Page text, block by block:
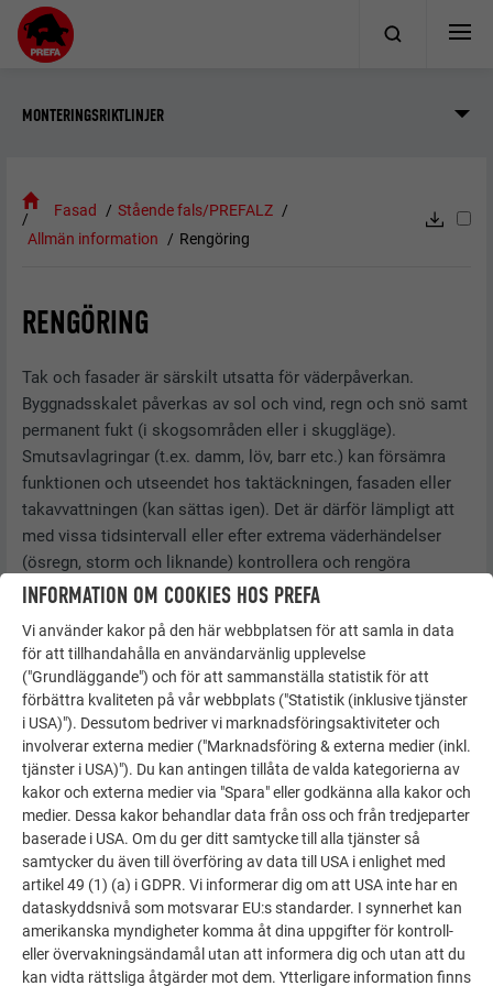
MONTERINGSRIKTLINJER
Fasad
Stående fals/PREFALZ
Allmän information
Rengöring
RENGÖRING
Tak och fasader är särskilt utsatta för väderpåverkan.
Byggnadsskalet påverkas av sol och vind, regn och snö samt
permanent fukt (i skogsområden eller i skuggläge).
Smutsavlagringar (t.ex. damm, löv, barr etc.) kan försämra
funktionen och utseendet hos taktäckningen, fasaden eller
takavvattningen (kan sättas igen). Det är därför lämpligt att
med vissa tidsintervall eller efter extrema väderhändelser
(ösregn, storm och liknande) kontrollera och rengöra
taktäckningar och fasadbeklädnader samt
nedsmutsning och skador upptäckas och åtgärdas i god tid
samt följdskador undvikas.
Tips för skötsel och rengöring av PREFA färgade
aluminiumband:
Vid lättare nedsmutsning såsom damm och
dylikt: rent, ljummet vatten, rengöringsmedel för billacker
(inte slipmedel!). Vid kraftiga föroreningar såsom limrester,
oljor eller fetter: lämpligt universalrengöringsmedel. Följ
anvisningarna från tillverkaren av rengöringsmedlet.
Använd vatten och tvättsvamp vid rengöringen.
OBS!
INFORMATION OM COOKIES HOS PREFA
Vi använder kakor på den här webbplatsen för att samla in data
för att tillhandahålla en användarvänlig upplevelse
("Grundläggande") och för att sammanställa statistik för att
förbättra kvaliteten på vår webbplats ("Statistik (inklusive tjänster
i USA)"). Dessutom bedriver vi marknadsföringsaktiviteter och
involverar externa medier ("Marknadsföring & externa medier (inkl.
tjänster i USA)"). Du kan antingen tillåta de valda kategorierna av
kakor och externa medier via "Spara" eller godkänna alla kakor och
medier. Dessa kakor behandlar data från oss och från tredjeparter
baserade i USA. Om du ger ditt samtycke till alla tjänster så
samtycker du även till överföring av data till USA i enlighet med
artikel 49 (1) (a) i GDPR. Vi informerar dig om att USA inte har en
dataskyddsnivå som motsvarar EU:s standarder. I synnerhet kan
amerikanska myndigheter komma åt dina uppgifter för kontroll-
eller övervakningsändamål utan att informera dig och utan att du
kan vidta rättsliga åtgärder mot dem. Ytterligare information finns